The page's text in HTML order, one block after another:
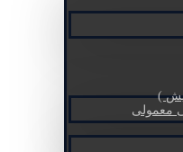
)
معمولی